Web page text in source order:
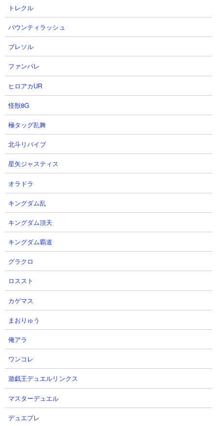
射程： 300（範囲攻撃）
KB： 20回
特殊能力： 初期悪魔シールドHP80,000、KBのたびに悪魔シール
ド（HP40,000）を張り直す
属性： 悪魔
聖天ゴクラッコ
体力： 1,000,000
攻撃力： 11,242
射程： -300～200（全方位範囲攻撃、感知射程150）
KB： 3回
特殊能力： 50％の確率で吹っ飛ばす、烈波反射
属性： 天使
１．極悪のトリ降臨 アポカリプス サトルやにゃ
んまを使った攻略
【出撃メンバー】
【攻略概要】
「Olange Channel」さんの攻略動画です。ノーアイテム、にゃん
トレクル
バウンティラッシュ
ブレソル
ファンパレ
ヒロアカUR
怪獣8G
極タッグ乱舞
北斗リバイブ
星矢ジャスティス
オラドラ
キングダム乱
キングダム頂天
キングダム覇道
グラクロ
ロススト
カゲマス
まおりゅう
俺アラ
ワンコレ
遊戯王デュエルリンクス
マスターデュエル
デュエプレ